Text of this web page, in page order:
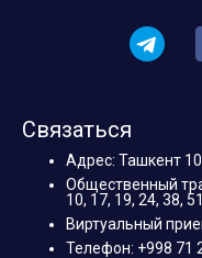
Связаться
Адрес: Ташкент
Общественный
10, 17, 19, 24, 38,
Виртуальный
Телефон: +998 71